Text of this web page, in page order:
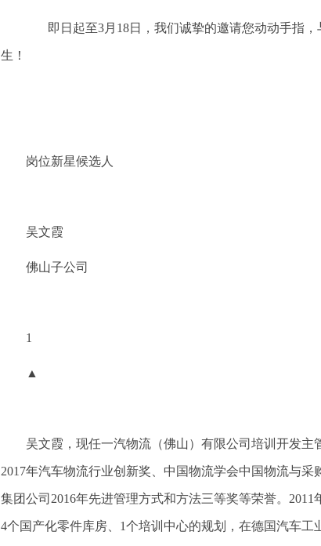
即日起至3月18日，我们诚挚的邀请您动动手指，
生！
岗位新星候选人
吴文霞
佛山子公司
1
▲
吴文霞，现任一汽物流（佛山）有限公司培训开发
2017年汽车物流行业创新奖、中国物流学会中国物流与
集团公司2016年先进管理方式和方法三等奖等荣誉。
4个国产化零件库房、1个培训中心的规划，在德国汽车工